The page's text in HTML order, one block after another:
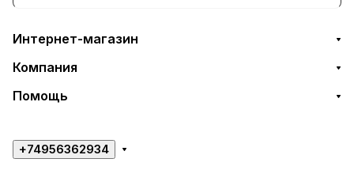
Интернет-магазин
Компания
Помощь
+74956362934